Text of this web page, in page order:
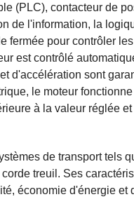
(PLC), contacteur de
de l'information, la
fermée pour contrôler
est contrôlé
d'accélération sont
le moteur
à la valeur réglée
de transport tels
treuil. Ses
économie d'énergie et